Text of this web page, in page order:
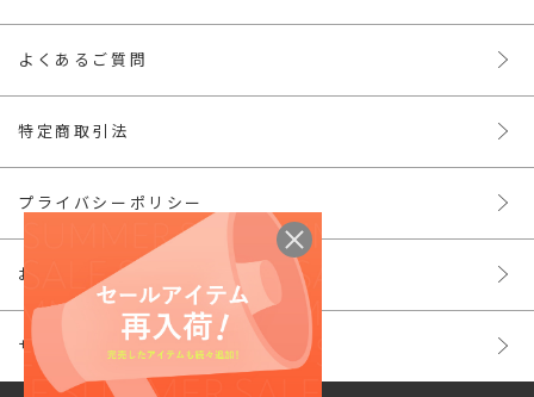
よくあるご質問
特定商取引法
プライバシーポリシー
お問い合わせ
サイトマップ